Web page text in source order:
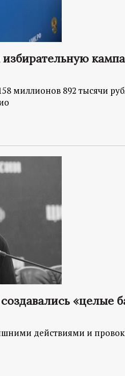
миллионов 892 тысячи
«целые
действиями и